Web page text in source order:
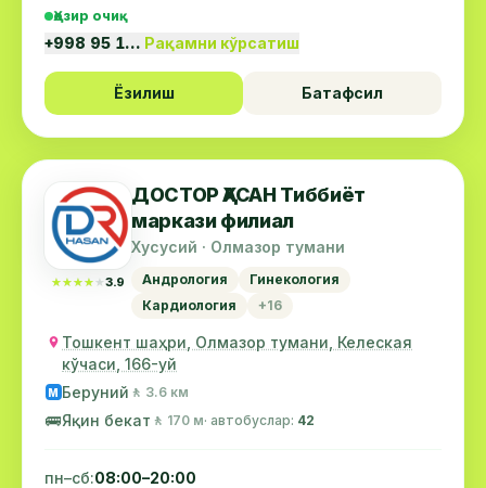
Ҳозир очиқ
+998 95 1… Рақамни кўрсатиш
Ёзилиш Батафсил
★★★★★
★★★★★3.9
ДОСТОР ҲАСАН Тиббиёт
маркази филиал
Хусусий · Олмазор тумани
Андрология
Гинекология
Кардиология
+16
Тошкент шаҳри, Олмазор тумани, Келеская
кўчаси, 166-уй
М Беруний 🚶 3.6 км
🚌Яқин бекат 🚶 170 м· автобуслар: 42
пн–сб:08:00–20:00